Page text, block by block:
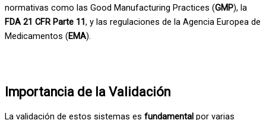
normativas como las Good Manufacturing Practices (GMP), la
FDA 21 CFR Parte 11, y las regulaciones de la Agencia Europea de
Medicamentos (EMA).
Importancia de la Validación
La validación de estos sistemas es fundamental por varias